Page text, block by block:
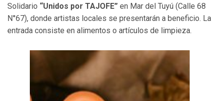
Solidario “Unidos por TAJOFE” en Mar del Tuyú (Calle 68
N°67), donde artistas locales se presentarán a beneficio. La
entrada consiste en alimentos o artículos de limpieza.